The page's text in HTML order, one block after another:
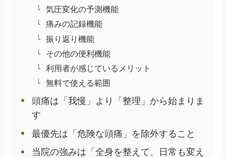
気圧変化の予測機能
痛みの記録機能
振り返り機能
その他の便利機能
利用者が感じているメリット
無料で使える範囲
頭痛は「我慢」より「整理」から始まりま
す
最優先は「危険な頭痛」を除外すること
当院の強みは「全身を整えて、日常も変え